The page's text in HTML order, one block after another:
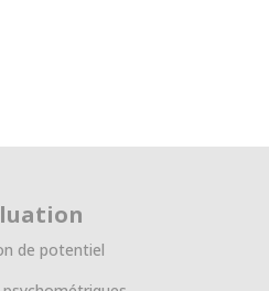
de potentiel